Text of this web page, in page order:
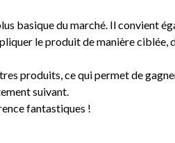
basique du marché. Il convient
le produit de manière
produits, ce qui permet de
suivant.
fantastiques !